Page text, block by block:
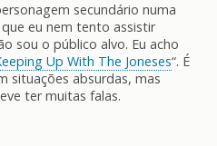
secundário numa
eu nem tento assistir
sou o público alvo. Eu acho
Up With The Joneses“. É
situações absurdas, mas
ter muitas falas.